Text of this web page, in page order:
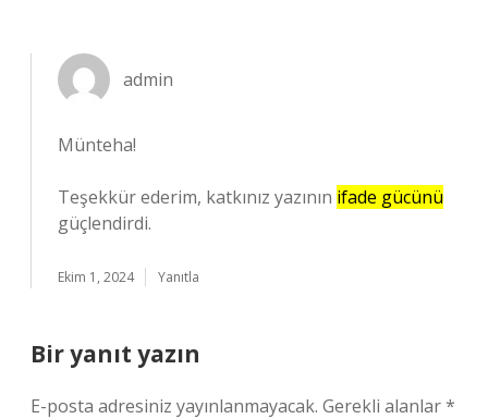
admin
Münteha!
Teşekkür ederim, katkınız yazının ifade gücünü
güçlendirdi.
Ekim 1, 2024 Yanıtla
Bir yanıt yazın
E-posta adresiniz yayınlanmayacak. Gerekli alanlar*